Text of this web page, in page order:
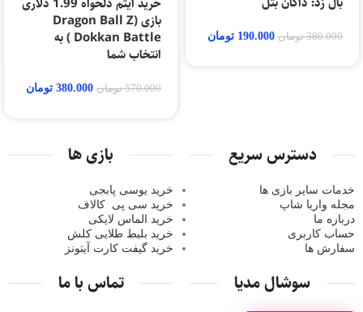
380.000 تومان 190.000 تومان
بازی (Dragon Ball Z
Dokkan Battle ) به
انتخاب شما
570.000 تومان 380.000 تومان
دسترس سریع
خدمات سایر بازی ها
مجله واریا شاپ
درباره ما
حساب کاربری
سفارش ها
بازی ها
خرید یوسی پابجی
خرید سی پی کالاف
خرید الماس لایکی
خرید بلیط طلایی کلش
خرید گیفت کارت آیتونز
سوشال مدیا تماس با ما